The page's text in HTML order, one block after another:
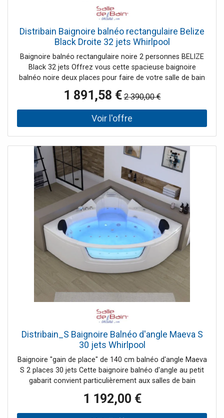
Distribain Baignoire balnéo rectangulaire Belize
Black Droite 32 jets Whirlpool
Baignoire balnéo rectangulaire noire 2 personnes BELIZE
Black 32 jets Offrez vous cette spacieuse baignoire
balnéo noire deux places pour faire de votre salle de bain
un véritable temple de bien-être. En effet, cette grande
baignoire balnéo rectangulaire offre deux larges places
côte à côte pour des moment de détente partagée. Les
32 jets hydromassant prendront soin de vous de la tête
soulagent les tensions musculaires en propulsant de fines
bulles sous votre corps. 4 Buses d'eau dorsales par place
vous massent de manière tonique. Les turbobuses
latérales et plantaires viennent compléter le tout. Le
régulateur de pression permet d'intensifier les massages.
Un spot subaquatique permet de combiner la
chromothérapie à la balnéothérapie pour libérer
également l'esprit. Le + : Ses 3 tabliers permettent de la
placer dans l'angle de votre choix!
1 891,58 € 2 390,00 €
Distribain_S Baignoire Balnéo d'angle Maeva S
30 jets Whirlpool
Baignoire "gain de place" de 140 cm balnéo d'angle Maeva
S 2 places 30 jets Cette baignoire balnéo d'angle au petit
gabarit convient particulièrement aux salles de bain
baignoire et son gain de place, avec 140cm de long,
sauront vous séduire. Ce modèle offre 30 jets et vous
1 192,00 €